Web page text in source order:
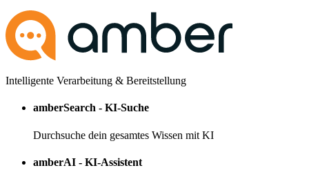
Intelligente Verarbeitung & Bereitstellung
amberSearch - KI-Suche
Durchsuche dein gesamtes Wissen mit KI
amberAI - KI-Assistent